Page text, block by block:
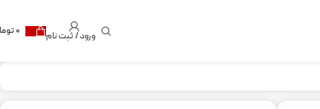
ورود / ثبت نام ۰